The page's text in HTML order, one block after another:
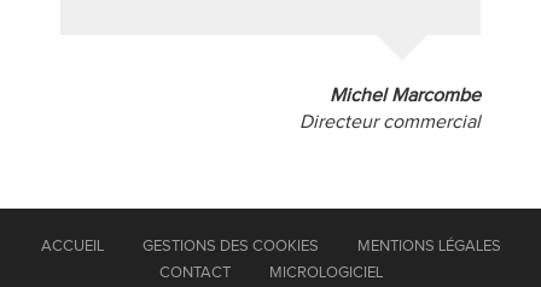
Michel Marcombe
Directeur commercial
ACCUEIL GESTIONS DES COOKIES
MENTIONS LÉGALES
CONTACT
MICROLOGICIEL